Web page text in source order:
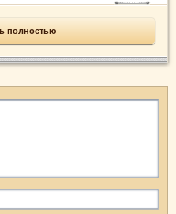
полностью